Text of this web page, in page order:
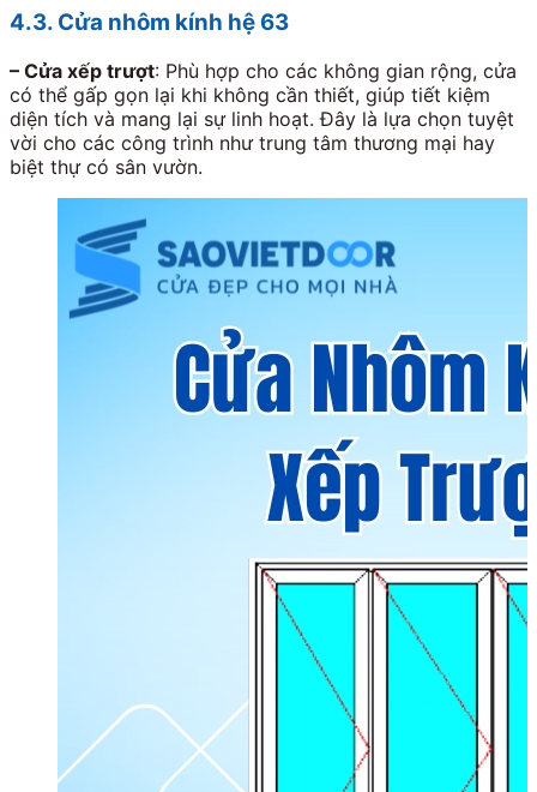
4.3. Cửa nhôm kính hệ 63
– Cửa xếp trượt: Phù hợp cho các không gian rộng, cửa
có thể gấp gọn lại khi không cần thiết, giúp tiết kiệm
diện tích và mang lại sự linh hoạt. Đây là lựa chọn tuyệt
vời cho các công trình như trung tâm thương mại hay
biệt thự có sân vườn.